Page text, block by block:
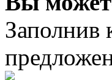
Заполнив